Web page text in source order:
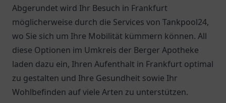
Abgerundet wird Ihr Besuch in Frankfurt
möglicherweise durch die Services von Tankpool24,
wo Sie sich um Ihre Mobilität kümmern können. All
diese Optionen im Umkreis der Berger Apotheke
laden dazu ein, Ihren Aufenthalt in Frankfurt optimal
zu gestalten und Ihre Gesundheit sowie Ihr
Wohlbefinden auf viele Arten zu unterstützen.